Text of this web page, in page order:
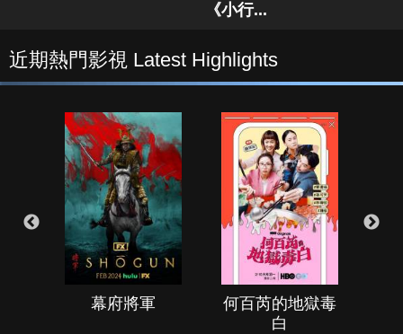
《小行...
近期熱門影視 Latest Highlights
幕府將軍
何百芮的地獄毒
白